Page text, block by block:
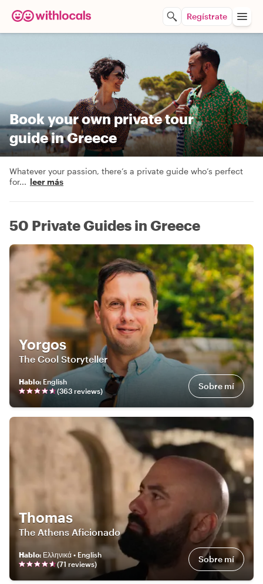
Regístrate
Book your own private tour
guide in Greece
Whatever your passion, there’s a private guide who’s perfect
for... leer más
50 Private Guides in Greece
Yorgos
The Cool Storyteller
Hablo: English
(363 reviews) Sobre mí
Thomas
The Athens Aficionado
Hablo: Ελληνικά • English
(71 reviews) Sobre mí